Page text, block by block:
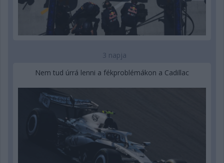
3 napja
Nem tud úrrá lenni a fékproblémákon a Cadillac